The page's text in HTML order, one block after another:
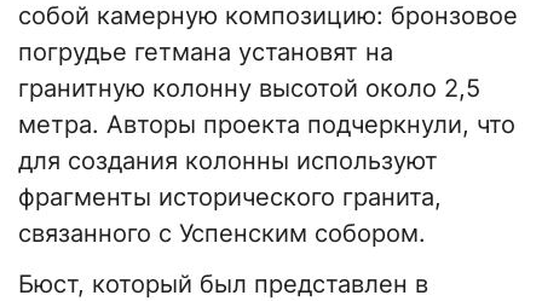
собой камерную композицию: бронзовое
погрудье гетмана установят на
гранитную колонну высотой около 2,5
метра. Авторы проекта подчеркнули, что
для создания колонны используют
фрагменты исторического гранита,
связанного с Успенским собором.
Бюст, который был представлен в